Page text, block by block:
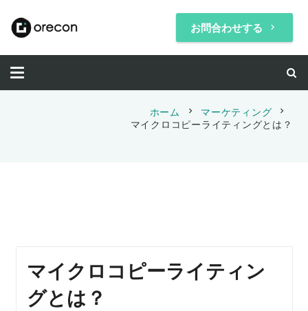
お問合わせする keyboard_arrow_right
ホーム chevron_right マーケティング chevron_right
マイクロコピーライティングとは？
マイクロコピーライティン
グとは？